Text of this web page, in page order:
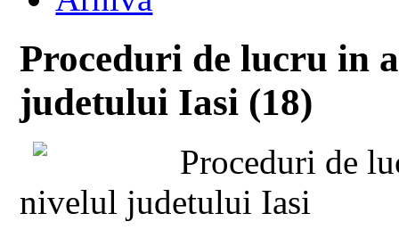
Proceduri de lucru in
judetului Iasi (18)
Proceduri de
nivelul judetului Iasi